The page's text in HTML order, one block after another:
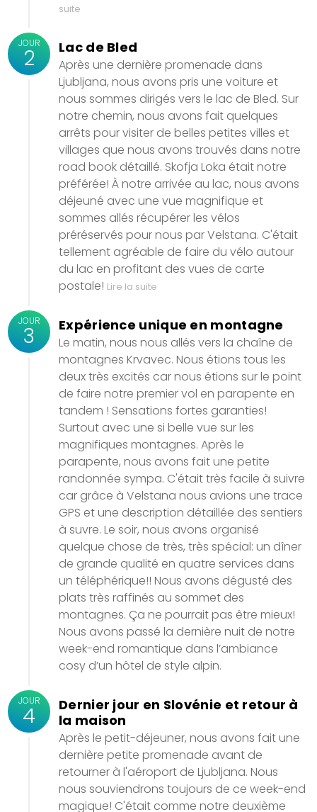
suite
JOUR
2 Lac de Bled
Après une dernière promenade dans
Ljubljana, nous avons pris une voiture et
nous sommes dirigés vers le lac de Bled. Sur
notre chemin, nous avons fait quelques
arrêts pour visiter de belles petites villes et
villages que nous avons trouvés dans notre
road book détaillé. Skofja Loka était notre
préférée! À notre arrivée au lac, nous avons
déjeuné avec une vue magnifique et
sommes allés récupérer les vélos
préréservés pour nous par Velstana. C'était
tellement agréable de faire du vélo autour
du lac en profitant des vues de carte
postale! Lire la suite
JOUR
3 Expérience unique en montagne
Le matin, nous nous allés vers la chaîne de
montagnes Krvavec. Nous étions tous les
deux très excités car nous étions sur le point
de faire notre premier vol en parapente en
tandem ! Sensations fortes garanties!
Surtout avec une si belle vue sur les
magnifiques montagnes. Après le
parapente, nous avons fait une petite
randonnée sympa. C'était très facile à suivre
car grâce à Velstana nous avions une trace
GPS et une description détaillée des sentiers
à suvre. Le soir, nous avons organisé
quelque chose de très, très spécial: un dîner
de grande qualité en quatre services dans
un téléphérique!! Nous avons dégusté des
plats très raffinés au sommet des
montagnes. Ça ne pourrait pas être mieux!
Nous avons passé la dernière nuit de notre
week-end romantique dans l’ambiance
cosy d’un hôtel de style alpin.
JOUR
4
Dernier jour en Slovénie et retour à
la maison
Après le petit-déjeuner, nous avons fait une
dernière petite promenade avant de
retourner à l'aéroport de Ljubljana. Nous
nous souviendrons toujours de ce week-end
magique! C'était comme notre deuxième